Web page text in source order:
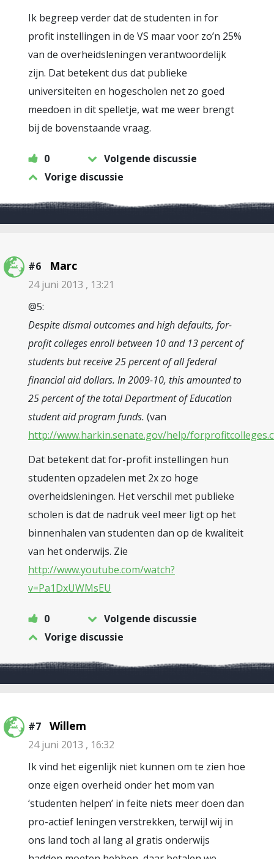
Ik begreep verder dat de studenten in for
profit instellingen in de VS maar voor zo’n 25%
van de overheidsleningen verantwoordelijk
zijn. Dat betekent dus dat publieke
universiteiten en hogescholen net zo goed
meedoen in dit spelletje, wat me weer brengt
bij de bovenstaande vraag.
0
Volgende discussie
Vorige discussie
#6 Marc
24 juni 2013 , 13:21
@5:
Despite dismal outcomes and high defaults, for-
profit colleges enroll between 10 and 13 percent of
students but receive 25 percent of all federal
financial aid dollars. In 2009-10, this amounted to
25 percent of the total Department of Education
student aid program funds. (van
http://www.harkin.senate.gov/help/
Dat betekent dat for-profit instellingen hun
studenten opzadelen met 2x zo hoge
overheidsleningen. Het verschil met publieke
scholen is dat de nadruk veel meer ligt op het
binnenhalen van studenten dan op de kwaliteit
van het onderwijs. Zie
http://www.youtube.com/watch?
v=Pa1DxUWMsEU
0
Volgende discussie
Vorige discussie
#7 Willem
24 juni 2013 , 16:32
Ik vind het eigenlijk niet kunnen om te zien hoe
onze eigen overheid onder het mom van
‘studenten helpen’ in feite niets meer doen dan
pro-actief leningen verstrekken, terwijl wij in
ons land toch al lang al gratis onderwijs